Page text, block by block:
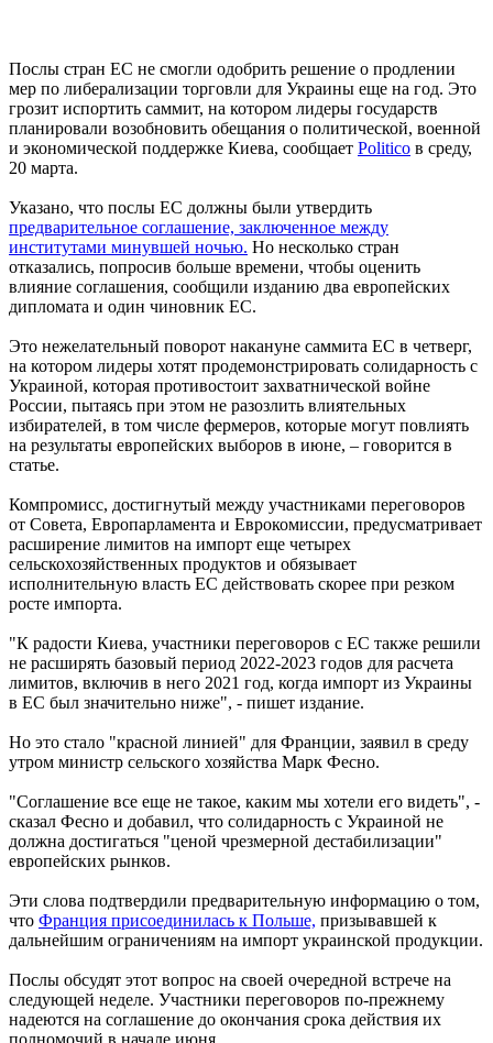
Послы стран ЕС не смогли одобрить решение о продлении
мер по либерализации торговли для Украины еще на год. Это
грозит испортить саммит, на котором лидеры государств
планировали возобновить обещания о политической, военной
и экономической поддержке Киева, сообщает Politico в среду,
20 марта.
Указано, что послы ЕС должны были утвердить
предварительное соглашение, заключенное между
институтами минувшей ночью. Но несколько стран
отказались, попросив больше времени, чтобы оценить
влияние соглашения, сообщили изданию два европейских
дипломата и один чиновник ЕС.
Это нежелательный поворот накануне саммита ЕС в четверг,
на котором лидеры хотят продемонстрировать солидарность с
Украиной, которая противостоит захватнической войне
России, пытаясь при этом не разозлить влиятельных
избирателей, в том числе фермеров, которые могут повлиять
на результаты европейских выборов в июне, – говорится в
статье.
Компромисс, достигнутый между участниками переговоров
от Совета, Европарламента и Еврокомиссии, предусматривает
расширение лимитов на импорт еще четырех
сельскохозяйственных продуктов и обязывает
исполнительную власть ЕС действовать скорее при резком
росте импорта.
"К радости Киева, участники переговоров с ЕС также решили
не расширять базовый период 2022-2023 годов для расчета
лимитов, включив в него 2021 год, когда импорт из Украины
в ЕС был значительно ниже", - пишет издание.
Но это стало "красной линией" для Франции, заявил в среду
утром министр сельского хозяйства Марк Фесно.
"Соглашение все еще не такое, каким мы хотели его видеть", -
сказал Фесно и добавил, что солидарность с Украиной не
должна достигаться "ценой чрезмерной дестабилизации"
европейских рынков.
Эти слова подтвердили предварительную информацию о том,
что Франция присоединилась к Польше, призывавшей к
дальнейшим ограничениям на импорт украинской продукции.
Послы обсудят этот вопрос на своей очередной встрече на
следующей неделе. Участники переговоров по-прежнему
надеются на соглашение до окончания срока действия их
полномочий в начале июня.